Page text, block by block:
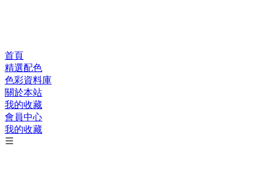
首頁
精選配色
色彩資料庫
關於本站
我的收藏
會員中心
我的收藏